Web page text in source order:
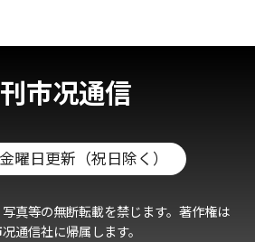
の防止その他の個人情報
のため、規定の整備不正
な措置を講じます。
適切かつ迅速に対応いたし
市况通信
曜日更新（祝日除く）
真等の無断転載を禁じます。著作権は
通信社に帰属します。